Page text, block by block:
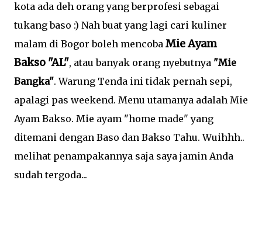
kota ada deh orang yang berprofesi sebagai
tukang baso :) Nah buat yang lagi cari kuliner
malam di Bogor boleh mencoba Mie Ayam
Bakso "AL", atau banyak orang nyebutnya "Mie
Bangka". Warung Tenda ini tidak pernah sepi,
apalagi pas weekend. Menu utamanya adalah Mie
Ayam Bakso. Mie ayam "home made" yang
ditemani dengan Baso dan Bakso Tahu. Wuihhh..
melihat penampakannya saja saya jamin Anda
sudah tergoda...